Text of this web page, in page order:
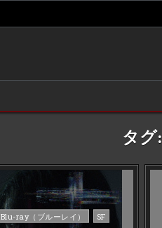
タグ:
Posted
Blu-ray（ブルーレイ） SF